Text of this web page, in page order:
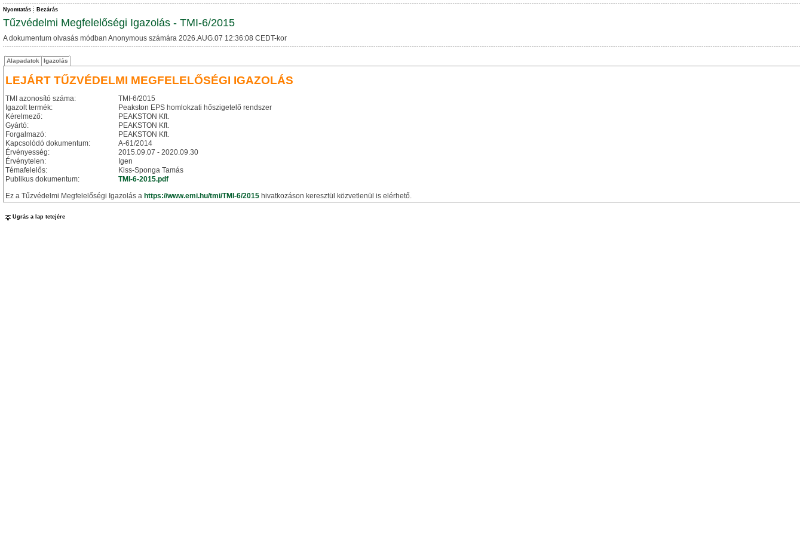
Nyomtatás Bezárás
Tűzvédelmi Megfelelőségi Igazolás - TMI-6/2015
A dokumentum olvasás módban Anonymous számára 2026.AUG.07 12:36:08 CEDT-kor
Alapadatok Igazolás
LEJÁRT TŰZVÉDELMI MEGFELELŐSÉGI IGAZOLÁS
TMI azonosító száma:
TMI-6/2015
Igazolt termék:
Peakston EPS homlokzati hőszigetelő rendszer
Kérelmező:
PEAKSTON Kft.
Gyártó:
PEAKSTON Kft.
Forgalmazó:
PEAKSTON Kft.
Kapcsolódó dokumentum:
A-61/2014
Érvényesség:
2015.09.07 - 2020.09.30
Érvénytelen:
Igen
Témafelelős:
Kiss-Sponga Tamás
Publikus dokumentum:
TMI-6-2015.pdf
Ez a Tűzvédelmi Megfelelőségi Igazolás a https://www.emi.hu/tmi/TMI-6/2015 hivatkozáson keresztül közvetlenül is elérhető.
Ugrás a lap tetejére